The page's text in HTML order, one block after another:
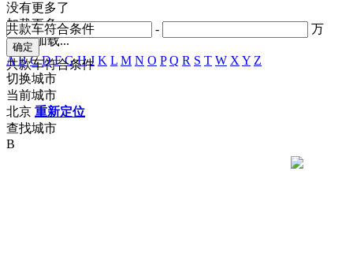
- 万
共款车符合条件
共款车符合条件
没有更多了
加载更多
正在加载...
A B C D F G H J K L M N O P Q R S T W X Y Z
切换城市
当前城市
北京 重新定位
查找城市
B